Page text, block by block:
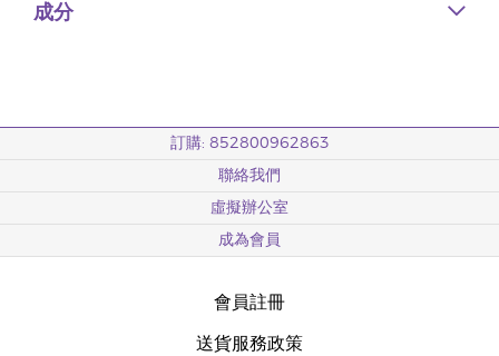
成分
訂購: 852800962863
聯絡我們
虛擬辦公室
成為會員
會員註冊
送貨服務政策